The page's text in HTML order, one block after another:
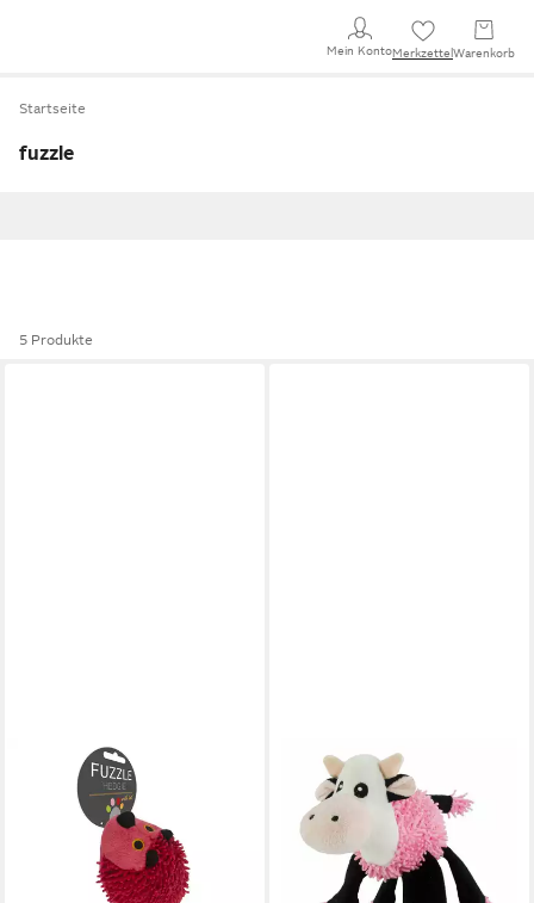
Mein KontoMerkzettel Warenkorb
Startseite
fuzzle
5 Produkte
Tierball Hedgie
Hundespielzeug Rot
lieferbar - in 8-10 Werktagen bei